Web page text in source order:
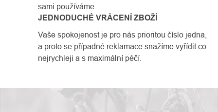
sami používáme.
JEDNODUCHÉ VRÁCENÍ ZBOŽÍ
Vaše spokojenost je pro nás prioritou číslo jedna,
a proto se případné reklamace snažíme vyřídit co
nejrychleji a s maximální péčí.